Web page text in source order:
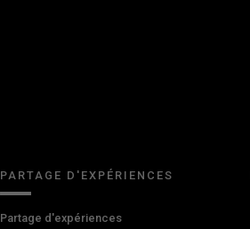
PARTAGE D'EXPÉRIENCES
Partage d'expériences